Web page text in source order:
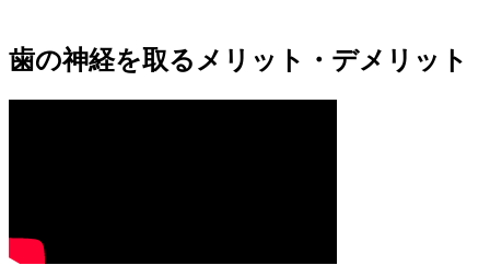
歯の神経を取るメリット・デメリット